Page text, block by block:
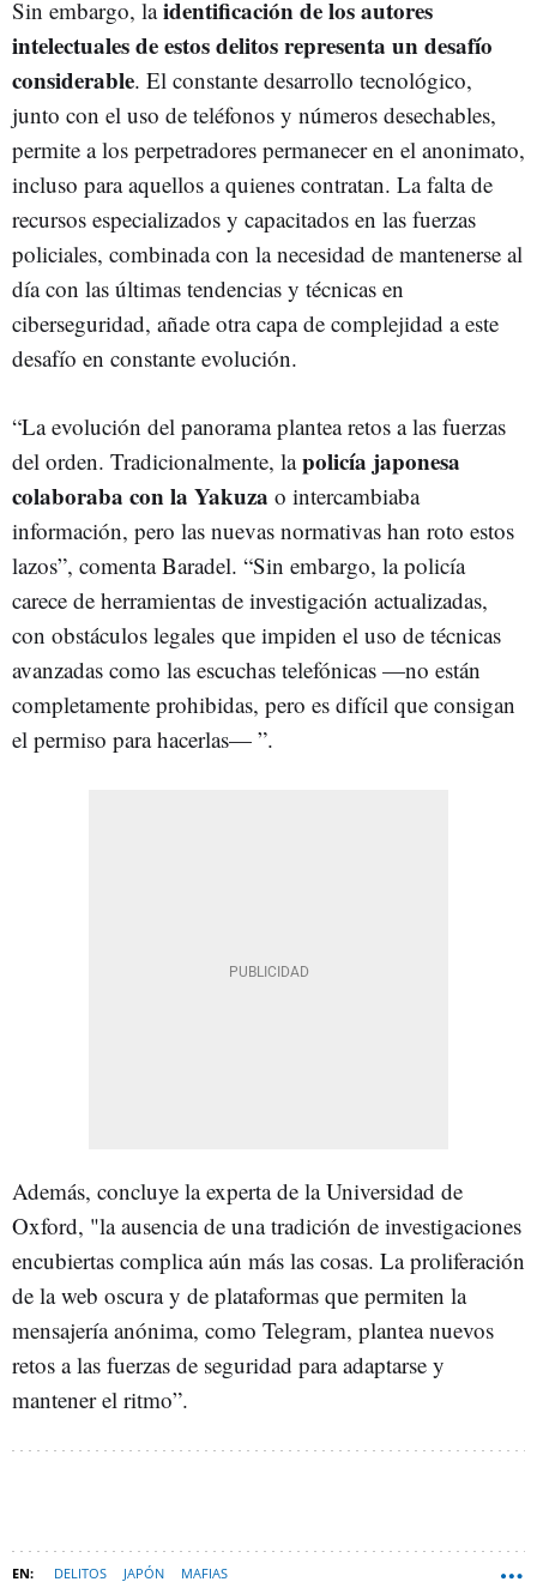
Sin embargo, laidentificación de los autores
intelectuales de estos delitos representa un desafío
considerable. El constante desarrollo tecnológico,
junto con el uso de teléfonos y números desechables,
permite a los perpetradores permanecer en el anonimato,
incluso para aquellos a quienes contratan. La falta de
recursos especializados y capacitados en las fuerzas
policiales, combinada con la necesidad de mantenerse al
día con las últimas tendencias y técnicas en
ciberseguridad, añade otra capa de complejidad a este
desafío en constante evolución.
“La evolución del panorama plantea retos a las fuerzas
del orden. Tradicionalmente, lapolicía japonesa
colaboraba con la Yakuza o intercambiaba
información, pero las nuevas normativas han roto estos
lazos”, comenta Baradel. “Sin embargo, la policía
carece de herramientas de investigación actualizadas,
con obstáculos legales que impiden el uso de técnicas
avanzadas como las escuchas telefónicas —no están
completamente prohibidas, pero es difícil que consigan
el permiso para hacerlas— ”.
Además, concluye la experta de la Universidad de
Oxford, "la ausencia de una tradición de investigaciones
encubiertas complica aún más las cosas. La proliferación
de la web oscura y de plataformas que permiten la
mensajería anónima, como Telegram, plantea nuevos
retos a las fuerzas de seguridad para adaptarse y
mantener el ritmo”.
DELITOS JAPÓN MAFIAS